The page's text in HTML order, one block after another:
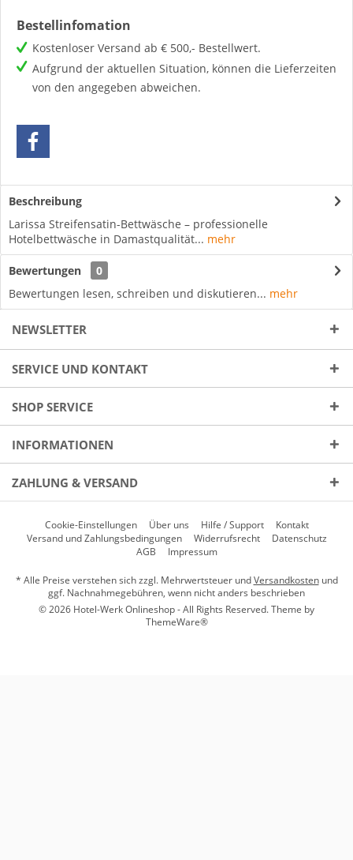
Bestellinfomation
Kostenloser Versand ab € 500,- Bestellwert.
Aufgrund der aktuellen Situation, können die Lieferzeiten
von den angegeben abweichen.
Beschreibung
Larissa Streifensatin-Bettwäsche – professionelle
Hotelbettwäsche in Damastqualität... mehr
Bewertungen
0
Bewertungen lesen, schreiben und diskutieren... mehr
NEWSLETTER
SERVICE UND KONTAKT
SHOP SERVICE
INFORMATIONEN
ZAHLUNG & VERSAND
Cookie-Einstellungen Über uns Hilfe / Support
Kontakt
Versand und Zahlungsbedingungen
Widerrufsrecht
Datenschutz
AGB
Impressum
* Alle Preise verstehen sich zzgl. Mehrwertsteuer undVersandkostenund
ggf. Nachnahmegebühren, wenn nicht anders beschrieben
© 2026 Hotel-Werk Onlineshop - All Rights Reserved. Theme by
ThemeWare®